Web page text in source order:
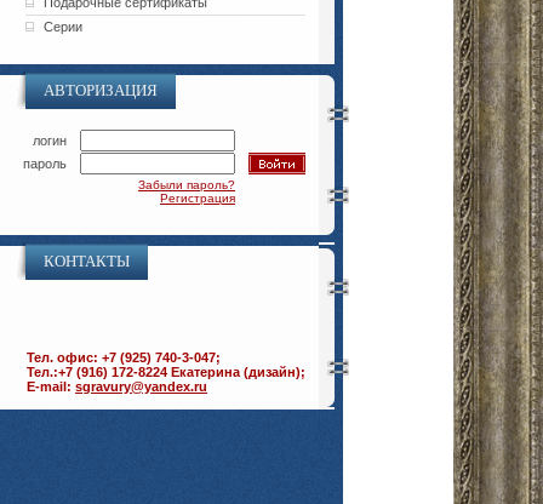
Серии
АВТОРИЗАЦИЯ
логин
пароль
Забыли пароль?
Регистрация
КОНТАКТЫ
Тел. офис: +7 (925) 740-3-047;
Тел.:+7 (916) 172-8224 Екатерина (дизайн);
E-mail: sgravury@yandex.ru